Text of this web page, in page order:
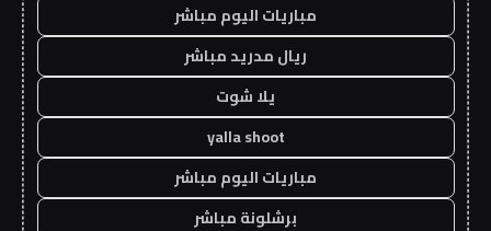
مباريات اليوم مباشر
ريال مدريد مباشر
يلا شوت
yalla shoot
مباريات اليوم مباشر
برشلونة مباشر